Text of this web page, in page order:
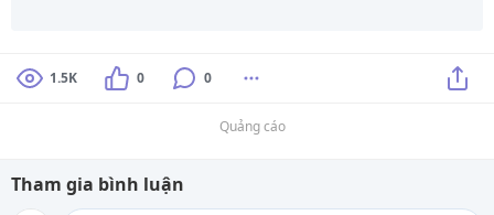
1.5K 0 0
Quảng cáo
Tham gia bình luận